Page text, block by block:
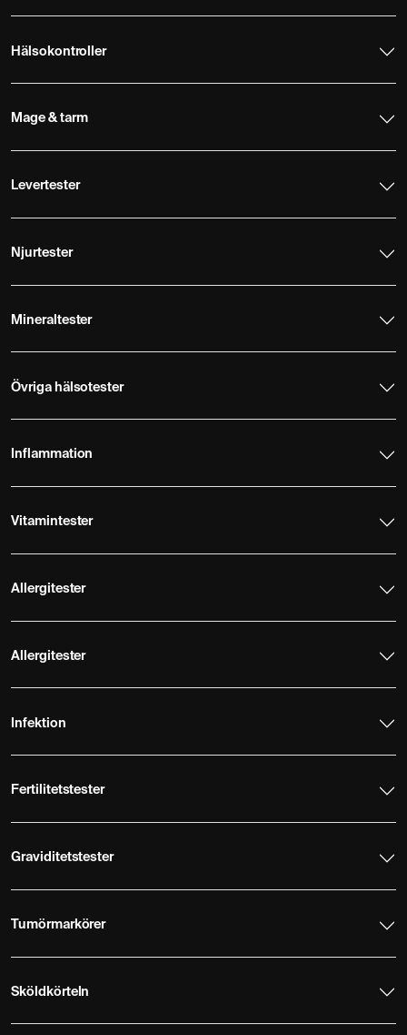
Hälsokontroller
Mage & tarm
Levertester
Njurtester
Mineraltester
Övriga hälsotester
Inflammation
Vitamintester
Allergitester
Allergitester
Infektion
Fertilitetstester
Graviditetstester
Tumörmarkörer
Sköldkörteln